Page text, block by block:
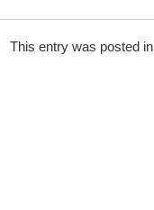
This entry was posted in